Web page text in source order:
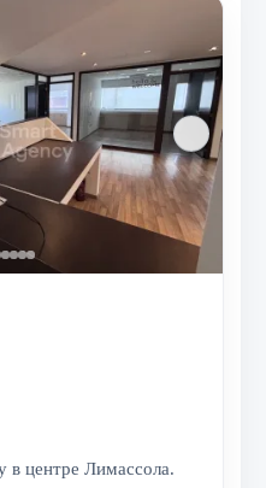
в центре Лимассола.